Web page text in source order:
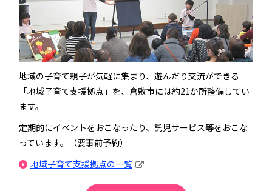
地域の子育て親子が気軽に集まり、遊んだり交流ができる
「地域子育て支援拠点」を、倉敷市には約21か所整備してい
ます。
定期的にイベントをおこなったり、託児サービス等をおこな
っています。（要事前予約）
地域子育て支援拠点の一覧